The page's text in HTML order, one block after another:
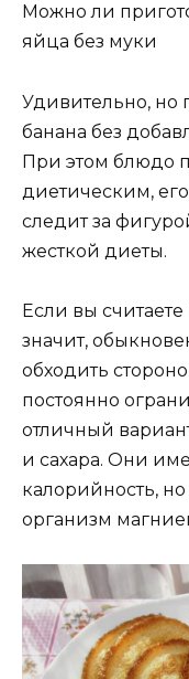
Можно ли
яйца без муки
Удивительно, но
банана без
При этом блюдо
диетическим,
следит за
жесткой диеты.
Если вы
значит,
обходить
постоянно
отличный
и сахара. Они
калорийность,
организм